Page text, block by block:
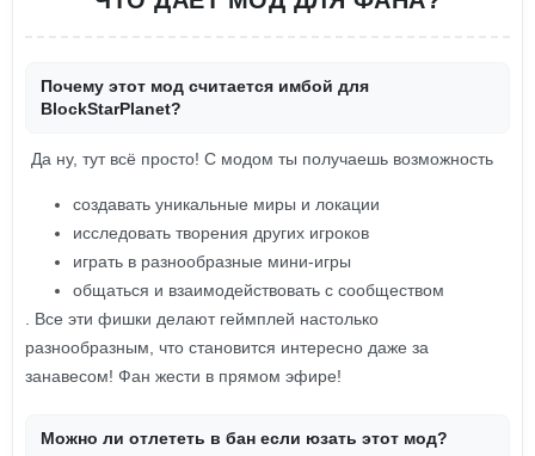
Почему этот мод считается имбой для
BlockStarPlanet?
Да ну, тут всё просто! С модом ты получаешь возможность
создавать уникальные миры и локации
исследовать творения других игроков
играть в разнообразные мини-игры
общаться и взаимодействовать с сообществом
. Все эти фишки делают геймплей настолько
разнообразным, что становится интересно даже за
занавесом! Фан жести в прямом эфире!
Можно ли отлететь в бан если юзать этот мод?